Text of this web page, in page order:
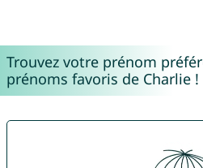
Trouvez votre prénom
prénoms favoris de Charlie !